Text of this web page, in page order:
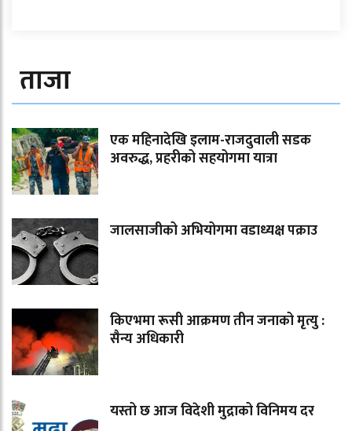
ताजा
एक महिनादेखि इलाम-राजदुवाली सडक
अवरुद्ध, प्रहरीको सहयोगमा यात्रा
जालसाजीको अभियोगमा वडाध्यक्ष पक्राउ
किएभमा रूसी आक्रमण तीन जनाको मृत्यु :
सैन्य अधिकारी
यस्तो छ आज विदेशी मुद्राको विनिमय दर